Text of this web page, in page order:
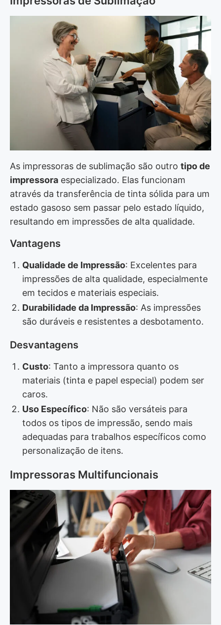
As impressoras de sublimação são outro tipo de
impressora especializado. Elas funcionam
através da transferência de tinta sólida para um
estado gasoso sem passar pelo estado líquido,
resultando em impressões de alta qualidade.
Vantagens
Qualidade de Impressão: Excelentes para
impressões de alta qualidade, especialmente
em tecidos e materiais especiais.
Durabilidade da Impressão: As impressões
são duráveis e resistentes a desbotamento.
Desvantagens
Custo: Tanto a impressora quanto os
materiais (tinta e papel especial) podem ser
caros.
Uso Específico: Não são versáteis para
todos os tipos de impressão, sendo mais
adequadas para trabalhos específicos como
personalização de itens.
Impressoras Multifuncionais